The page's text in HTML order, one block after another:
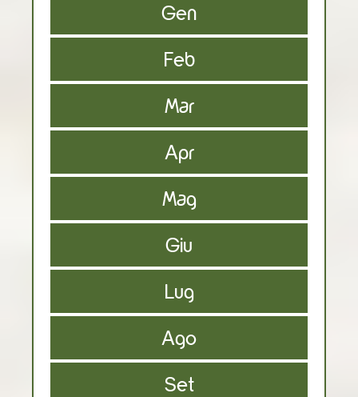
Gen
Feb
Mar
Apr
Mag
Giu
Lug
Ago
Set